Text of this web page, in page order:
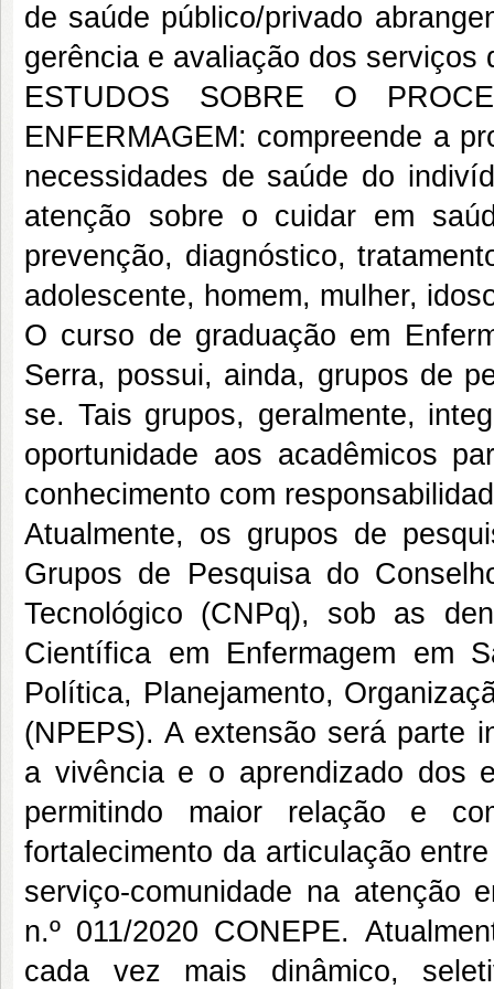
de saúde público/privado
gerência e avaliação dos serviços
ESTUDOS SOBRE O
ENFERMAGEM: compreende a
necessidades de saúde do
atenção sobre o cuidar em
prevenção, diagnóstico,
adolescente, homem, mulher,
O curso de graduação em
Serra, possui, ainda, grupos de
se. Tais grupos, geralmente,
oportunidade aos acadêmicos
conhecimento com
Atualmente, os grupos de
Grupos de Pesquisa do
Tecnológico (CNPq), sob as
Científica em Enfermagem em
Política, Planejamento,
(NPEPS). A extensão será parte
a vivência e o aprendizado dos
permitindo maior relação e
fortalecimento da articulação
serviço-comunidade na atenção
n.º 011/2020 CONEPE.
cada vez mais dinâmico,